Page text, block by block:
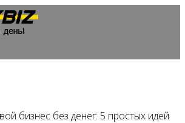
бизнес без денег: 5 простых идей